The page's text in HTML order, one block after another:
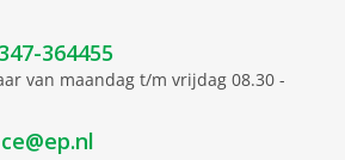
364455
van maandag t/m vrijdag 08.30 -